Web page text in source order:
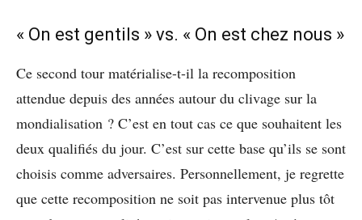
« On est gentils » vs. « On est chez nous »
Ce second tour matérialise-t-il la recomposition
attendue depuis des années autour du clivage sur la
mondialisation ? C’est en tout cas ce que souhaitent les
deux qualifiés du jour. C’est sur cette base qu’ils se sont
choisis comme adversaires. Personnellement, je regrette
que cette recomposition ne soit pas intervenue plus tôt